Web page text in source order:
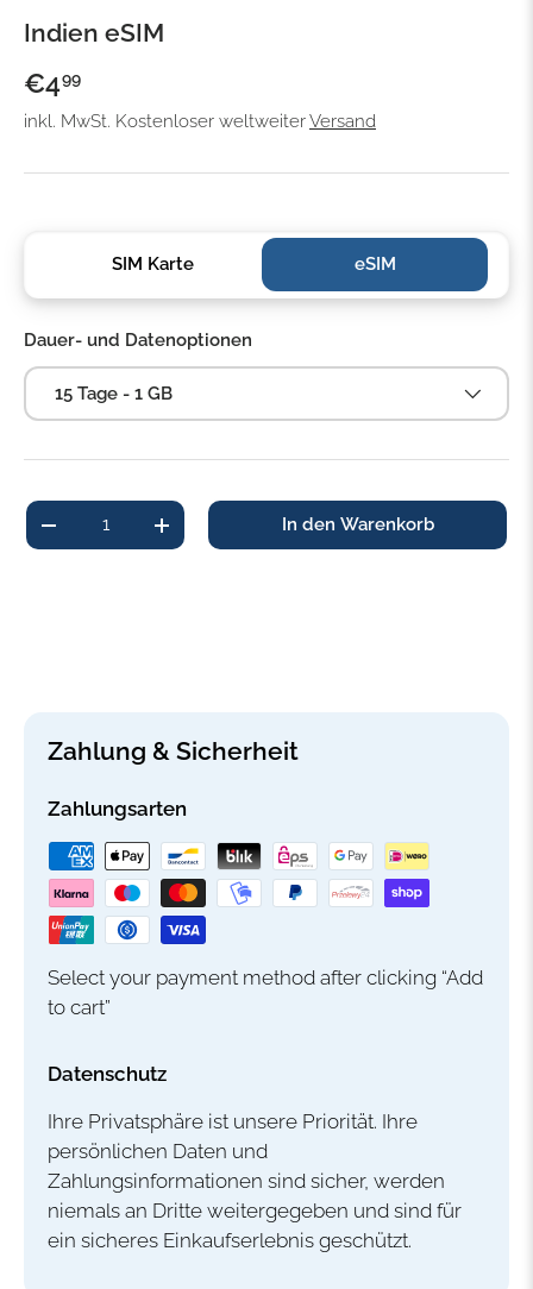
Indien eSIM
€499
inkl. MwSt. Kostenloser weltweiterVersand
SIM Karte eSIM
Dauer- und Datenoptionen
15 Tage - 1 GB
Anzahl
-
+ In den Warenkorb
Zahlung & Sicherheit
Zahlungsarten
Select your payment method after clicking “Add
to cart”
Datenschutz
Ihre Privatsphäre ist unsere Priorität. Ihre
persönlichen Daten und
Zahlungsinformationen sind sicher, werden
niemals an Dritte weitergegeben und sind für
ein sicheres Einkaufserlebnis geschützt.